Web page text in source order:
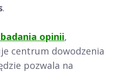
.
badania opinii,
centrum dowodzenia
pozwala na